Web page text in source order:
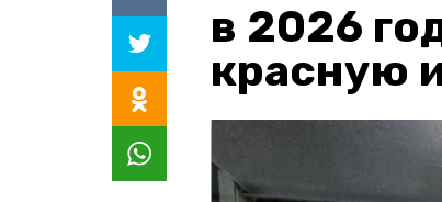
в 2026
красную